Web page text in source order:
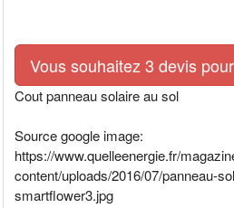
Vous souhaitez 3 devis
Cout panneau solaire au sol
Source google image:
https://www.quelleenergie.fr/
content/uploads/2016/07/panneau-
smartflower3.jpg